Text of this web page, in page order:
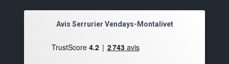
Avis Serrurier Vendays-Montalivet